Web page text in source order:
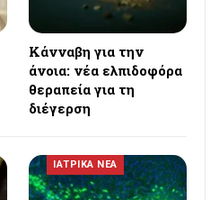
Κάνναβη για την
άνοια: νέα ελπιδοφόρα
θεραπεία για τη
διέγερση
ΙΑΤΡΙΚΑ ΝΕΑ